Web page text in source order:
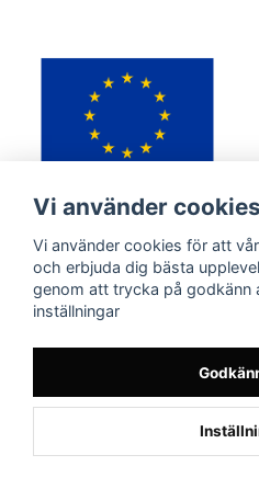
Vi använder cookies
Vi använder cookies för att
och erbjuda dig bästa
genom att trycka på godkänn
inställningar